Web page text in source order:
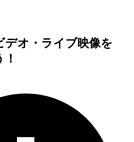
デオ・ライブ映像を